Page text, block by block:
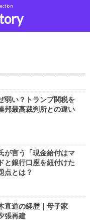
弱い？トランプ関税を
邦最高裁判所との違い
が言う「現金給付はマ
と銀行口座を紐付けた
点とは？
直道の経歴｜母子家
張再建